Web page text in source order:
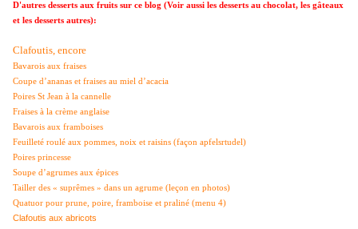
D'autres desserts aux fruits sur ce blog (Voir aussi les desserts au chocolat, les gâteaux
et les desserts autres):
Clafoutis, encore
Bavarois aux fraises
Coupe d’ananas et fraises au miel d’acacia
Poires St Jean à la cannelle
Fraises à la crème anglaise
Bavarois aux framboises
Feuilleté roulé aux pommes, noix et raisins (façon apfelsrtudel)
Poires princesse
Soupe d’agrumes aux épices
Tailler des « suprêmes » dans un agrume (leçon en photos)
Quatuor pour prune, poire, framboise et praliné (menu 4)
Clafoutis aux abricots